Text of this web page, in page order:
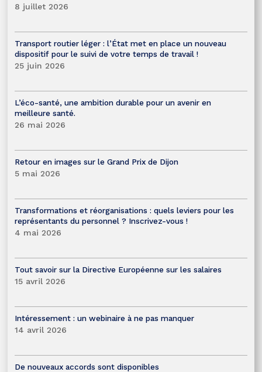
8 juillet 2026
Transport routier léger : l’État met en place un nouveau
dispositif pour le suivi de votre temps de travail !
25 juin 2026
L’éco-santé, une ambition durable pour un avenir en
meilleure santé.
26 mai 2026
Retour en images sur le Grand Prix de Dijon
5 mai 2026
Transformations et réorganisations : quels leviers pour les
représentants du personnel ? Inscrivez-vous !
4 mai 2026
Tout savoir sur la Directive Européenne sur les salaires
15 avril 2026
Intéressement : un webinaire à ne pas manquer
14 avril 2026
De nouveaux accords sont disponibles